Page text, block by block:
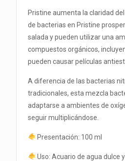
Pristine aumenta la claridad
de bacterias en Pristine
salada y pueden utilizar una
compuestos orgánicos,
pueden causar películas
A diferencia de las bacterias
tradicionales, esta mezcla
adaptarse a ambientes de
seguir multiplicándose.
Presentación: 100 ml
Uso: Acuario de agua dulce